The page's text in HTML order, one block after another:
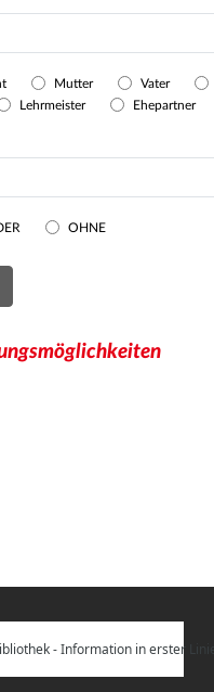
Mutter
Vater
Lehrmeister
Ehepartner
OHNE